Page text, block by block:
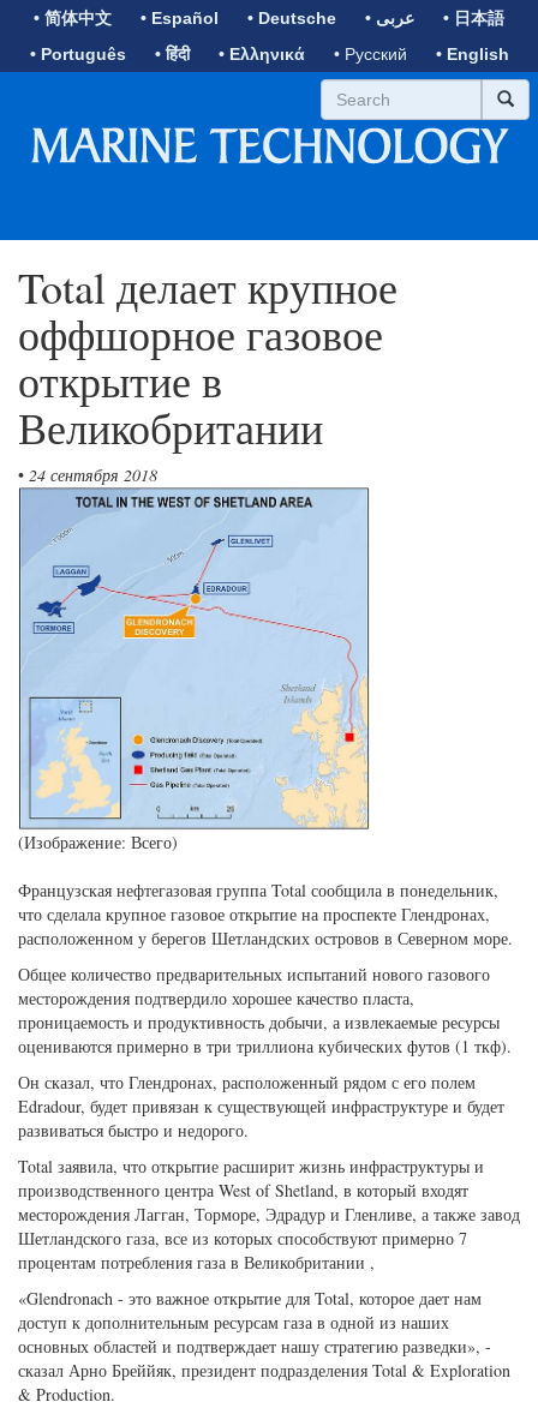
• 简体中文 • Español • Deutsche • عربى
• 日本語
• Português
• हिंदी • Ελληνικά • Русский • English
Total делает крупное
оффшорное газовое
открытие в
Великобритании
• 24 сентября 2018
(Изображение: Всего)
Французская нефтегазовая группа Total сообщила в понедельник,
что сделала крупное газовое открытие на проспекте Глендронах,
расположенном у берегов Шетландских островов в Северном море.
Общее количество предварительных испытаний нового газового
месторождения подтвердило хорошее качество пласта,
проницаемость и продуктивность добычи, а извлекаемые ресурсы
оцениваются примерно в три триллиона кубических футов (1 ткф).
Он сказал, что Глендронах, расположенный рядом с его полем
Edradour, будет привязан к существующей инфраструктуре и будет
развиваться быстро и недорого.
Total заявила, что открытие расширит жизнь инфраструктуры и
производственного центра West of Shetland, в который входят
месторождения Лагган, Торморе, Эдрадур и Гленливе, а также завод
Шетландского газа, все из которых способствуют примерно 7
процентам потребления газа в Великобритании ,
«Glendronach - это важное открытие для Total, которое дает нам
доступ к дополнительным ресурсам газа в одной из наших
основных областей и подтверждает нашу стратегию разведки», -
сказал Арно Бреййяк, президент подразделения Total & Exploration
& Production.